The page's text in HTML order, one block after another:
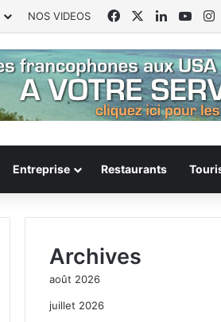
NOS VIDEOS FacebookLinkedin
Entreprise Restaurants
Archives
août 2026
juillet 2026